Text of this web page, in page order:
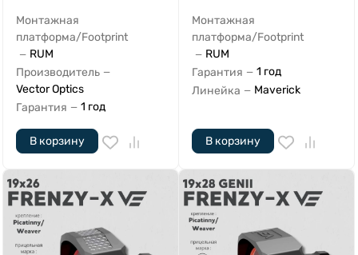
Монтажная
платформа/Footprint
— RUM
Производитель —
Vector Optics
Гарантия — 1 год
В корзину
Монтажная
платформа/Footprint
— RUM
Гарантия — 1 год
Линейка — Maverick
В корзину